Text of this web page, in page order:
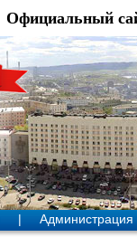
Официальный
| Администрация